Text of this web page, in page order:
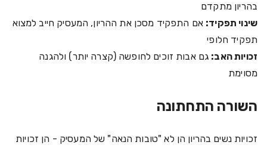
בהריון מתקדם
שינוי תפקיד: אם התפקיד מסכן את ההריון, המעסיק חייב למצוא
תפקיד חלופי
זכויות האב: גם אבות זוכים לחופשה (קצרה יותר) ולהגנה
מסוימת
השורה התחתונה
זכויות נשים בהריון הן לא "טובות הנאה" של המעסיק - הן זכויות